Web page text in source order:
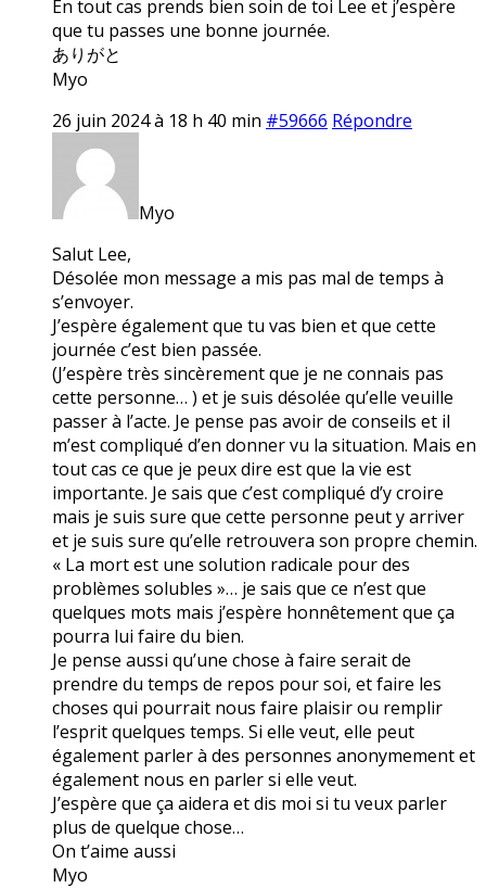
En tout cas prends bien soin de toi Lee et j’espère
que tu passes une bonne journée.
ありがと
Myo
26 juin 2024 à 18 h 40 min #59666 Répondre
Myo
Salut Lee,
Désolée mon message a mis pas mal de temps à
s’envoyer.
J’espère également que tu vas bien et que cette
journée c’est bien passée.
(J’espère très sincèrement que je ne connais pas
cette personne… ) et je suis désolée qu’elle veuille
passer à l’acte. Je pense pas avoir de conseils et il
m’est compliqué d’en donner vu la situation. Mais en
tout cas ce que je peux dire est que la vie est
importante. Je sais que c’est compliqué d’y croire
mais je suis sure que cette personne peut y arriver
et je suis sure qu’elle retrouvera son propre chemin.
« La mort est une solution radicale pour des
problèmes solubles »… je sais que ce n’est que
quelques mots mais j’espère honnêtement que ça
pourra lui faire du bien.
Je pense aussi qu’une chose à faire serait de
prendre du temps de repos pour soi, et faire les
choses qui pourrait nous faire plaisir ou remplir
l’esprit quelques temps. Si elle veut, elle peut
également parler à des personnes anonymement et
également nous en parler si elle veut.
J’espère que ça aidera et dis moi si tu veux parler
plus de quelque chose…
On t’aime aussi
Myo